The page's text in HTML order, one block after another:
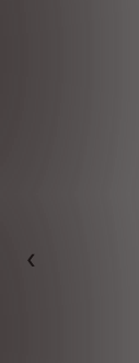
Předchozí